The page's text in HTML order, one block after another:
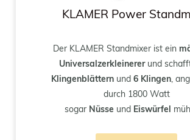
KLAMER Power
Der KLAMER Standmixer ist ein
Universalzerkleinererund
Klingenblätternund 6 Klingen,
durch 1800 Watt
sogar Nüsse und Eiswürfel